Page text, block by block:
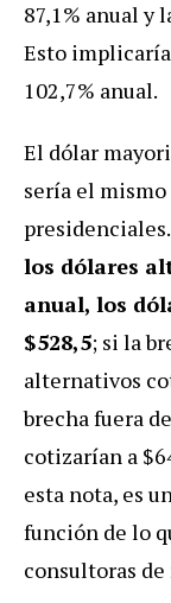
87,1% anual y
Esto
102,7% anual.
El dólar
sería el
los dólares
anual, los
$528,5; si la
alternativos
brecha fuera
cotizarían a
esta nota, es
función de lo
consultoras de